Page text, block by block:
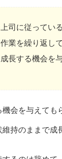
司に従ってい
業を繰り返し
長する機会を
会を与えても
持のままで成